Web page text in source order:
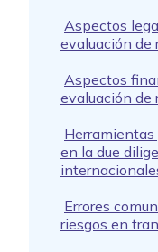
Aspectos
evaluación de
Aspectos
evaluación de
en la due
Errores
riesgos en